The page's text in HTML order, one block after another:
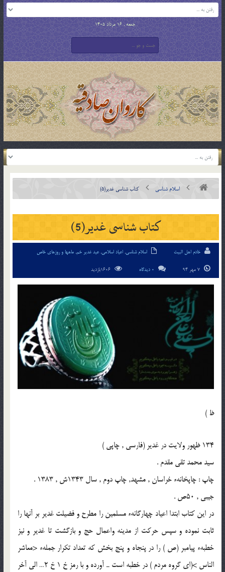
جمعه , 16 مرداد 1405
اسلام شناسی کتاب شناسی غدیر(5)
کتاب شناسی غدیر(5)
خادم اهل البیت اسلام شناسی, اعیاد اسلامی,عید غدیر خم, ماهها و روزهای خاص
0 دیدگاه
ظ )
134 ظهور ولايت در غدير (فارسى , چاپى )
سيد محمد تقى مقدم .
چاپ : چاپخانهء خراسان , مشهد, چاپ دوم , سال 1343ش , 1383 .
جيبى , 50ص .
در اين كتاب ابتدا اعياد چهارگانهء مسلمين را مطرح و فضيلت غدير بر آنها را
ثابت نموده و سپس حركت از مدينه واعمال حج و بازگشت تا غدير و نيز
خطبهء پيامبر (ص ) را در پنجاه و پنج بخش كه تعداد تكرار جملهء <معاشر
الناس >(اى گروه مردم ) در خطبه است ـ آورده و با رمز خ 1 خ 2… الى آخر